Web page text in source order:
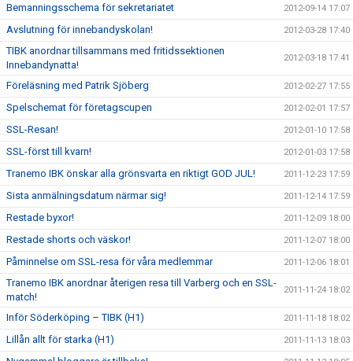
Bemanningsschema för sekretariatet 2012-09-14 17:07
Avslutning för innebandyskolan! 2012-03-28 17:40
TIBK anordnar tillsammans med fritidssektionen
Innebandynatta!
2012-03-18 17:41
Föreläsning med Patrik Sjöberg 2012-02-27 17:55
Spelschemat för företagscupen 2012-02-01 17:57
SSL-Resan! 2012-01-10 17:58
SSL-först till kvarn! 2012-01-03 17:58
Tranemo IBK önskar alla grönsvarta en riktigt GOD JUL! 2011-12-23 17:59
Sista anmälningsdatum närmar sig! 2011-12-14 17:59
Restade byxor! 2011-12-09 18:00
Restade shorts och väskor! 2011-12-07 18:00
Påminnelse om SSL-resa för våra medlemmar 2011-12-06 18:01
Tranemo IBK anordnar återigen resa till Varberg och en SSL-
match!
2011-11-24 18:02
Inför Söderköping – TIBK (H1) 2011-11-18 18:02
Lillån allt för starka (H1) 2011-11-13 18:03